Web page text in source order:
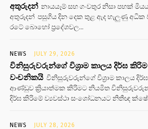
අතුරුදන් නායයෑම් සහ ගංවතුර නිසා පහක්
අතුරුදන් පසුගිය දින දෙක තුළ ඇද හැලුණු අධික
රටේ බොහෝ ප්‍රදේශවල...
NEWS JULY 29, 2026
විනිසුරුවරුන්ගේ විශ්‍රාම කාලය දිර්ඝ කිරිම
වංචනිකයි විනිසුරුවරුන්ගේ විශ්‍රාම කාලය
ආණ්ඩුව ක්‍රියාත්මක කිරිමට නියමිත
දිර්ඝ කිරිමේ ව්‍යවස්ථා සංශෝධනයට නිතීඥ
NEWS JULY 28, 2026